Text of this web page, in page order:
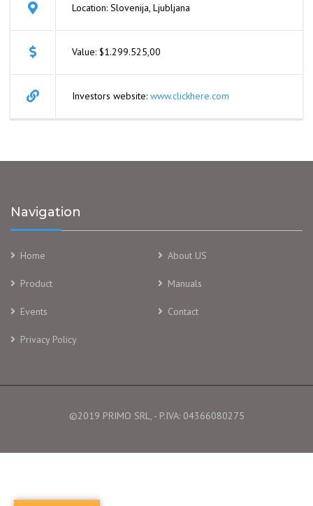
Location: Slovenija, Ljubljana
Value: $1.299.525,00
Investors website: www.clickhere.com
Navigation
Home About US
Product Manuals
Events Contact
Privacy Policy
©2019 PRIMO SRL, - P.IVA: 04366080275